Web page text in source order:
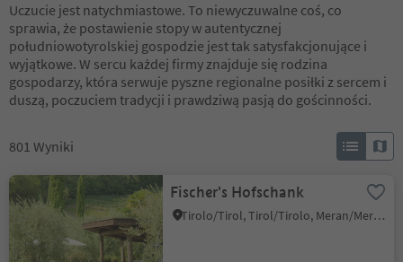
Uczucie jest natychmiastowe. To niewyczuwalne coś, co
sprawia, że postawienie stopy w autentycznej
południowotyrolskiej gospodzie jest tak satysfakcjonujące i
wyjątkowe. W sercu każdej firmy znajduje się rodzina
gospodarzy, która serwuje pyszne regionalne posiłki z sercem i
duszą, poczuciem tradycji i prawdziwą pasją do gościnności.
801 Wyniki
Fischer's Hofschank
Tirolo/Tirol, Tirol/Tirolo, Meran/Merano and environs